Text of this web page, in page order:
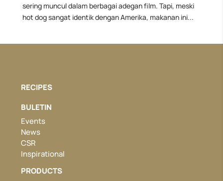
sering muncul dalam berbagai adegan film. Tapi, meski
hot dog sangat identik dengan Amerika, makanan ini...
RECIPES
BULETIN
Events
News
CSR
Inspirational
PRODUCTS